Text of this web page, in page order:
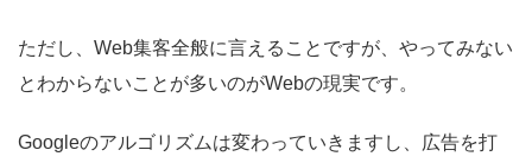
ただし、Web集客全般に言えることですが、やってみない
とわからないことが多いのがWebの現実です。
Googleのアルゴリズムは変わっていきますし、広告を打